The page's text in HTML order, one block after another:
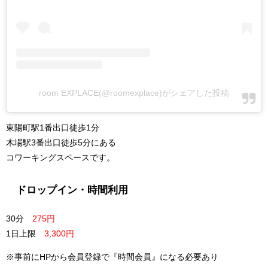
room EXPLACE(@roomexplace)がシェアした投稿
東陽町駅1番出口徒歩1分
木場駅3番出口徒歩5分にある
コワーキングスペースです。
ドロップイン・時間利用
30分 275円
1日上限 3,300円
※事前にHPから会員登録で『時間会員』になる必要あり